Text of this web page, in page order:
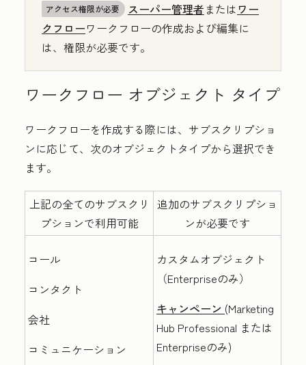
アクセス権限が必要 スーパー管理者 またはワー
クフローワークフローの作成および編集に
は、権限が必要です。
ワークフロー オブジェクト タイプ
ワークフローを作成する際には、サブスクリプショ
ンに応じて、次のオブジェクトタイプから選択でき
ます。
上記の全てのサブスクリ
プションで利用可能
追加のサブスクリプショ
ンが必要です
コール
コンタクト
会社
コミュニケーション
カスタムオブジェクト
（Enterpriseのみ）
キャンペーン (Marketing
Hub Professional または
Enterpriseのみ)